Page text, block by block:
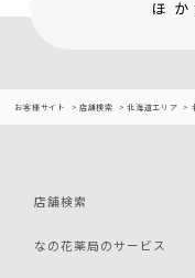
ほ
お客様サイト 店舗検索 北海道エリア
店舗検索
なの花薬局のサービス